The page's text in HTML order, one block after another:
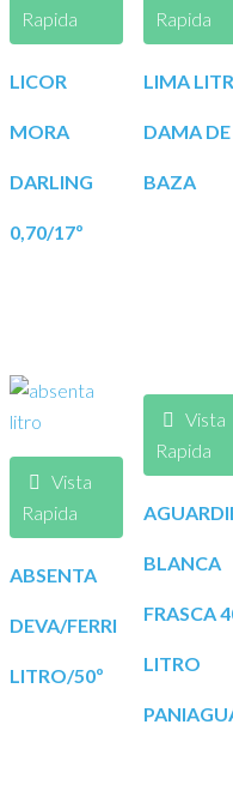
Rapida
LICOR
MORA
DARLING
0,70/17º
Rapida
LIMA
DAMA DE
BAZA
Vista
Rapida
ABSENTA
DEVA/FERRI
LITRO/50º
Vista
Rapida
BLANCA
FRASCA
LITRO